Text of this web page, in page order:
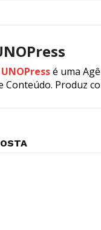
UNOPressé uma
Conteúdo. Produz